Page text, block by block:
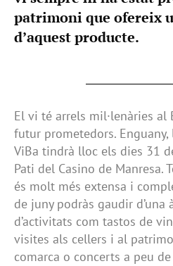
patrimoni que ofereix
d’aquest producte.
El vi té arrels mil·lenàries al
futur prometedors.
ViBa tindrà lloc els dies 31
Pati del Casino de Manresa.
és molt més extensa i
de juny podràs gaudir
d’activitats com tastos de
visites als cellers i al
comarca o concerts a peu